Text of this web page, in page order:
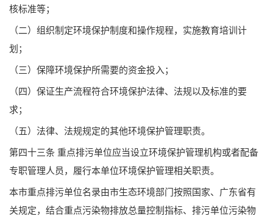
核标准等；
（二）组织制定环境保护制度和操作规程，实施教育培训计
划；
（三）保障环境保护所需要的资金投入；
（四）保证生产流程符合环境保护法律、法规以及标准的要
求；
（五）法律、法规规定的其他环境保护管理职责。
第四十三条 重点排污单位应当设立环境保护管理机构或者配备
专职管理人员，履行本单位环境保护管理相关职责。
本市重点排污单位名录由市生态环境部门按照国家、广东省有
关规定，结合重点污染物排放总量控制指标、排污单位污染物